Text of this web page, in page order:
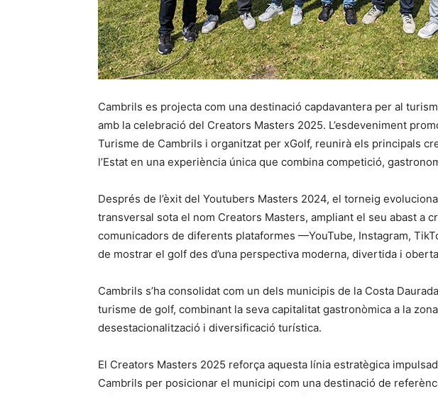
Cambrils es projecta com una destinació capdavantera per al
amb la celebració del Creators Masters 2025. L’esdeveniment
Turisme de Cambrils i organitzat per xGolf, reunirà els principals
l’Estat en una experiència única que combina competició,
Després de l’èxit del Youtubers Masters 2024, el torneig
transversal sota el nom Creators Masters, ampliant el seu abast a
comunicadors de diferents plataformes —YouTube, Instagram,
de mostrar el golf des d’una perspectiva moderna, divertida i
Cambrils s’ha consolidat com un dels municipis de la Costa
turisme de golf, combinant la seva capitalitat gastronòmica a la
desestacionalització i diversificació turística.
El Creators Masters 2025 reforça aquesta línia estratègica
Cambrils per posicionar el municipi com una destinació de